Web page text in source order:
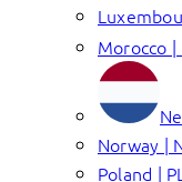
Morocco |
Norway |
Poland | PL